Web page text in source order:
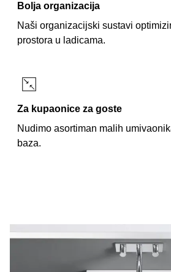
Bolja organizacija
Naši organizacijski sustavi
prostora u ladicama.
Za kupaonice za goste
Nudimo asortiman malih
baza.